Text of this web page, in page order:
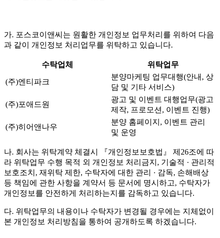
가. 포스코이앤씨는 원활한 개인정보 업무처리를 위하여 다음
과 같이 개인정보 처리업무를 위탁하고 있습니다.
수탁업체 위탁업무
(주)엔티파크
분양마케팅 업무대행(안내, 상
담 및 기타 서비스)
(주)포애드원
광고 및 이벤트 대행업무(광고
제작, 프로모션, 이벤트 진행)
(주)히어앤나우
분양 홈페이지, 이벤트 관리
및 운영
나. 회사는 위탁계약 체결시 『개인정보보호법』 제26조에 따
라 위탁업무 수행 목적 외 개인정보 처리금지, 기술적 · 관리적
보호조치, 재위탁 제한, 수탁자에 대한 관리 · 감독, 손해배상
등 책임에 관한 사항을 계약서 등 문서에 명시하고, 수탁자가
개인정보를 안전하게 처리하는지를 감독하고 있습니다.
다. 위탁업무의 내용이나 수탁자가 변경될 경우에는 지체없이
본 개인정보 처리방침을 통하여 공개하도록 하겠습니다.